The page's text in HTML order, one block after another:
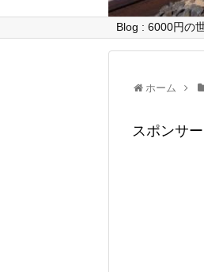
Blog : 6000円の
ホーム
スポンサ